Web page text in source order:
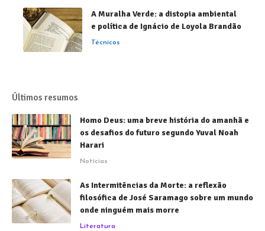
A Muralha Verde: a distopia ambiental
e política de Ignácio de Loyola Brandão
Técnicos
Últimos resumos
Homo Deus: uma breve história do amanhã e
os desafios do futuro segundo Yuval Noah
Harari
Notícias
As Intermitências da Morte: a reflexão
filosófica de José Saramago sobre um mundo
onde ninguém mais morre
Literatura